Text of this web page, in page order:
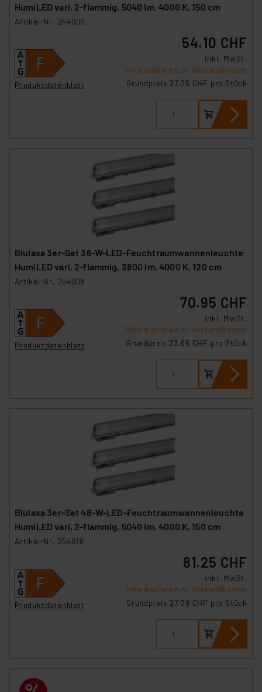
HumiLED vari, 2-flammig, 5040 lm, 4000 K, 150 cm
Artikel-Nr. 254009
Produktdatenblatt
54.10 CHF
inkl. MwSt.
Informationen zu Versandkosten
Grundpreis 27.05 CHF pro Stück
Blulaxa 3er-Set 36-W-LED-Feuchtraumwannenleuchte
HumiLED vari, 2-flammig, 3800 lm, 4000 K, 120 cm
Artikel-Nr. 254008
Produktdatenblatt
70.95 CHF
inkl. MwSt.
Informationen zu Versandkosten
Grundpreis 23.65 CHF pro Stück
Blulaxa 3er-Set 48-W-LED-Feuchtraumwannenleuchte
HumiLED vari, 2-flammig, 5040 lm, 4000 K, 150 cm
Artikel-Nr. 254010
Produktdatenblatt
81.25 CHF
inkl. MwSt.
Informationen zu Versandkosten
Grundpreis 27.08 CHF pro Stück